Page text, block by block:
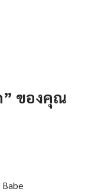
” ของคุณ